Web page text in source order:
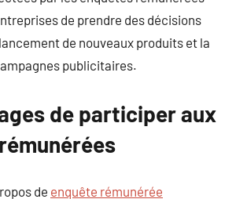
de prendre des décisions
de nouveaux produits et la
publicitaires.
de participer aux
de enquête rémunérée